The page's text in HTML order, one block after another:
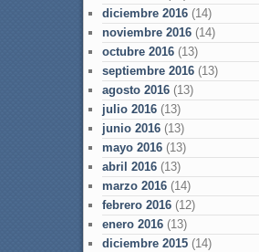
diciembre 2016(14)
noviembre 2016(14)
octubre 2016(13)
septiembre 2016(13)
agosto 2016(13)
julio 2016(13)
junio 2016(13)
mayo 2016(13)
abril 2016(13)
marzo 2016(14)
febrero 2016(12)
enero 2016(13)
diciembre 2015(14)